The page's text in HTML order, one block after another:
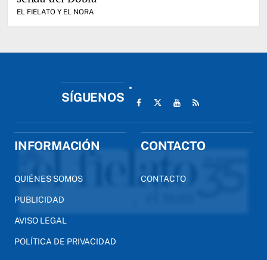
EL FIELATO Y EL NORA
SÍGUENOS
INFORMACIÓN
QUIÉNES SOMOS
PUBLICIDAD
AVISO LEGAL
POLÍTICA DE PRIVACIDAD
CONTACTO
CONTACTO